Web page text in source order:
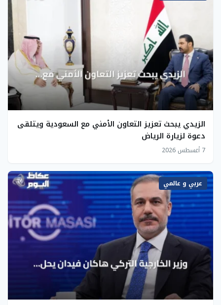
الزيدي يبحث تعزيز التعاون الأمني مع السعودية ويتلقى
دعوة لزيارة الرياض
7 أغسطس 2026
عربي و عالمي